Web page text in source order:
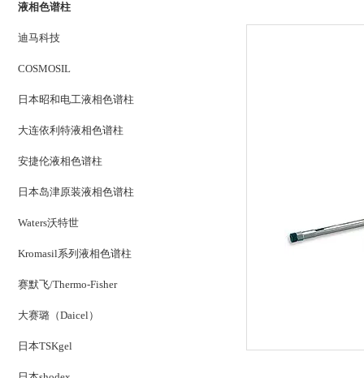
液相色谱柱
迪马科技
COSMOSIL
日本昭和电工液相色谱柱
大连依利特液相色谱柱
安捷伦液相色谱柱
日本岛津原装液相色谱柱
Waters沃特世
Kromasil系列液相色谱柱
赛默飞/Thermo-Fisher
大赛璐（Daicel）
日本TSKgel